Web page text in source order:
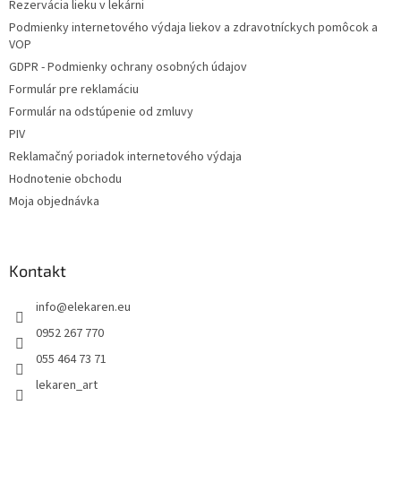
Rezervácia lieku v lekárni
Podmienky internetového výdaja liekov a zdravotníckych pomôcok a
VOP
GDPR - Podmienky ochrany osobných údajov
Formulár pre reklamáciu
Formulár na odstúpenie od zmluvy
PIV
Reklamačný poriadok internetového výdaja
Hodnotenie obchodu
Moja objednávka
Kontakt
info@elekaren.eu
0952 267 770
055 464 73 71
lekaren_art